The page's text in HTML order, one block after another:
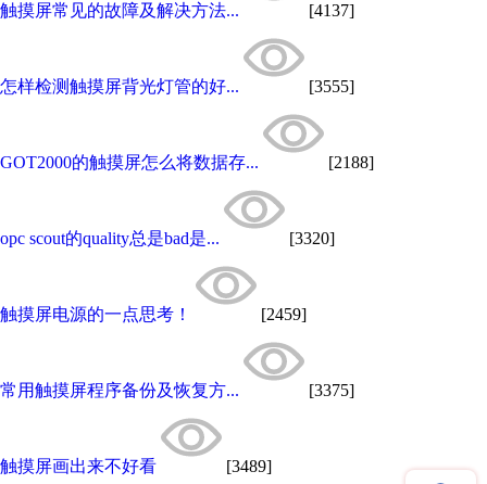
触摸屏常见的故障及解决方法... [4137]
怎样检测触摸屏背光灯管的好... [3555]
GOT2000的触摸屏怎么将数据存... [2188]
opc scout的quality总是bad是... [3320]
触摸屏电源的一点思考！ [2459]
常用触摸屏程序备份及恢复方... [3375]
触摸屏画出来不好看 [3489]